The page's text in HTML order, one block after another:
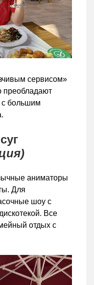
сервисом»
преобладают
с большим
аниматоры
Для
шоу с
Все
отдых с